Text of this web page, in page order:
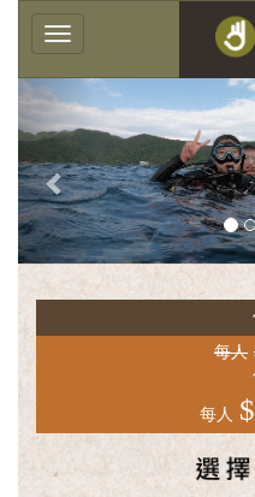
客
庄
服
Toggle
navigation
Previous
每人
每人